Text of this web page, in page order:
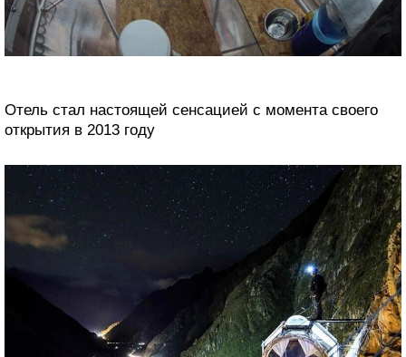
Отель стал настоящей сенсацией с момента своего
открытия в 2013 году